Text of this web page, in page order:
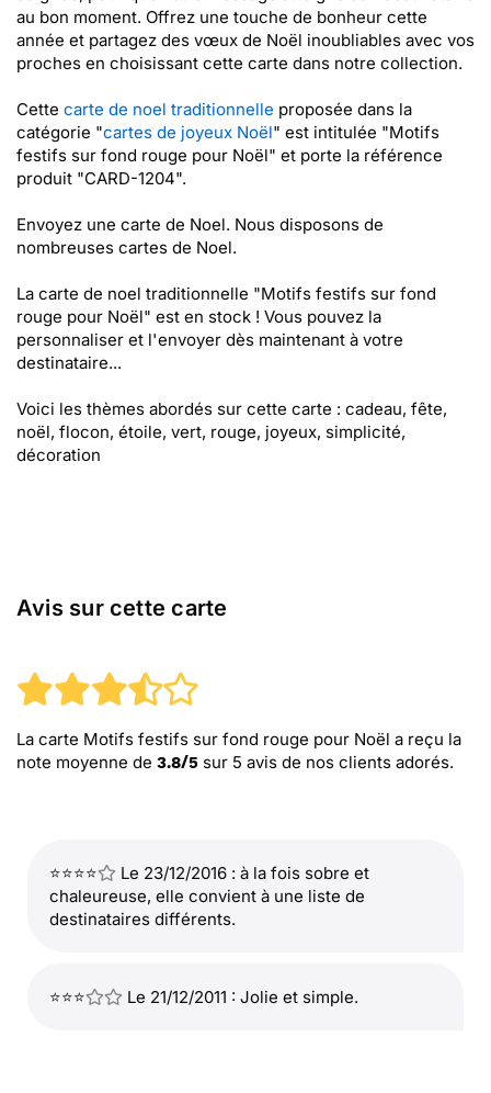
au bon moment. Offrez une touche de bonheur cette
année et partagez des vœux de Noël inoubliables avec vos
proches en choisissant cette carte dans notre collection.
Cette carte de noel traditionnelle proposée dans la
catégorie "cartes de joyeux Noël" est intitulée "Motifs
festifs sur fond rouge pour Noël" et porte la référence
produit "CARD-1204".
Envoyez une carte de Noel. Nous disposons de
nombreuses cartes de Noel.
La carte de noel traditionnelle "Motifs festifs sur fond
rouge pour Noël" est en stock ! Vous pouvez la
personnaliser et l'envoyer dès maintenant à votre
destinataire...
Voici les thèmes abordés sur cette carte : cadeau, fête,
noël, flocon, étoile, vert, rouge, joyeux, simplicité,
décoration
Avis sur cette carte
La carte Motifs festifs sur fond rouge pour Noël a reçu la
note moyenne de 3.8/5 sur 5 avis de nos clients adorés.
⭐⭐⭐⭐
Le 23/12/2016 : à la fois sobre et
chaleureuse, elle convient à une liste de
destinataires différents.
⭐⭐⭐ Le 21/12/2011 : Jolie et simple.